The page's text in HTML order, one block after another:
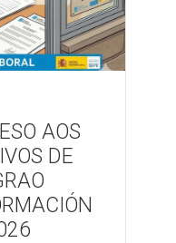
AOS
DE